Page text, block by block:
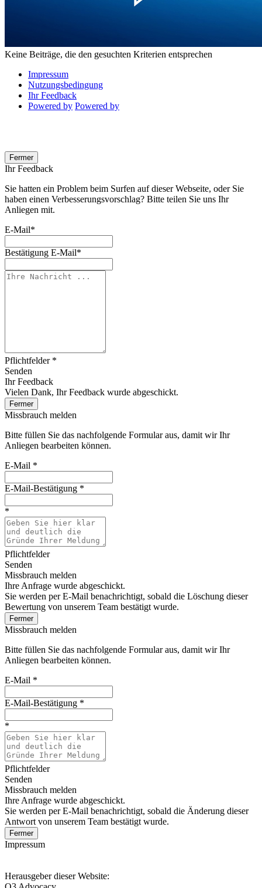
Keine Beiträge, die den gesuchten Kriterien entsprechen
Impressum
Nutzungsbedingung
Ihr Feedback
Powered by Powered by
Fermer
Ihr Feedback
Sie hatten ein Problem beim Surfen auf dieser Webseite, oder Sie
haben einen Verbesserungsvorschlag? Bitte teilen Sie uns Ihr
Anliegen mit.
E-Mail*
Bestätigung E-Mail*
Pflichtfelder *
Senden
Ihr Feedback
Vielen Dank, Ihr Feedback wurde abgeschickt.
Fermer
Missbrauch melden
Bitte füllen Sie das nachfolgende Formular aus, damit wir Ihr
Anliegen bearbeiten können.
E-Mail *
E-Mail-Bestätigung *
*
Pflichtfelder
Senden
Missbrauch melden
Ihre Anfrage wurde abgeschickt.
Sie werden per E-Mail benachrichtigt, sobald die Löschung dieser
Bewertung von unserem Team bestätigt wurde.
Fermer
Missbrauch melden
Bitte füllen Sie das nachfolgende Formular aus, damit wir Ihr
Anliegen bearbeiten können.
E-Mail *
E-Mail-Bestätigung *
*
Pflichtfelder
Senden
Missbrauch melden
Ihre Anfrage wurde abgeschickt.
Sie werden per E-Mail benachrichtigt, sobald die Änderung dieser
Antwort von unserem Team bestätigt wurde.
Fermer
Impressum
Herausgeber dieser Website: